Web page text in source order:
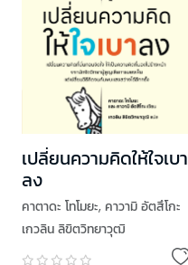
เปลี่ยนความคิดให้ใจเบา
ลง
คาตาดะ โทโมยะ, คาวามิ อัตสึโกะ
เกวลิน ลิขิตวิทยาวุฒิ